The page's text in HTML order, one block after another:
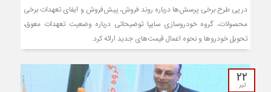
در پی طرح برخی پرسش‌ها درباره روند فروش، پیش‌فروش و ایفای تعهدات برخی
محصولات، گروه خودروسازی سایپا توضیحاتی درباره وضعیت تعهدات معوق،
تحویل خودروها و نحوه اعمال قیمت‌های جدید ارائه کرد.
۲۲
تیر